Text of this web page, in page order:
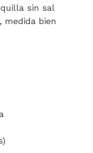
sin sal
medida bien